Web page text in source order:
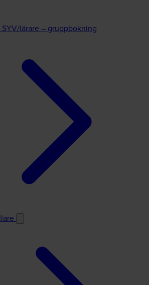
SYV/lärare – gruppbokning